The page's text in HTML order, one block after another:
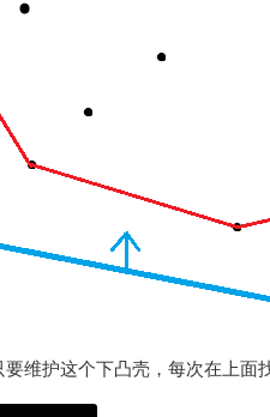
要维护这个下凸壳，每次在上